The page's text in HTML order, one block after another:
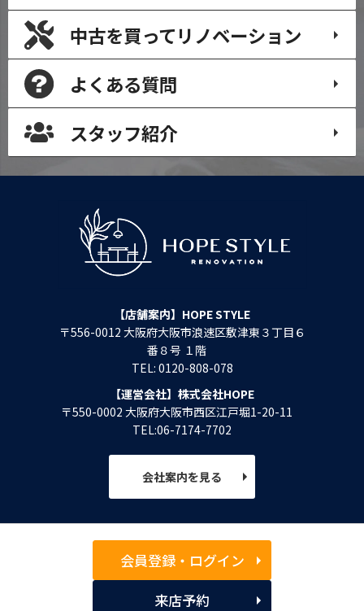
中古を買ってリノベーション
よくある質問
スタッフ紹介
【店舗案内】HOPE STYLE
〒556-0012 大阪府大阪市浪速区敷津東３丁目６
番８号 １階
TEL: 0120-808-078
【運営会社】株式会社HOPE
〒550-0002 大阪府大阪市西区江戸堀1-20-11
TEL:06-7174-7702
会社案内を見る
会員登録・ログイン
来店予約